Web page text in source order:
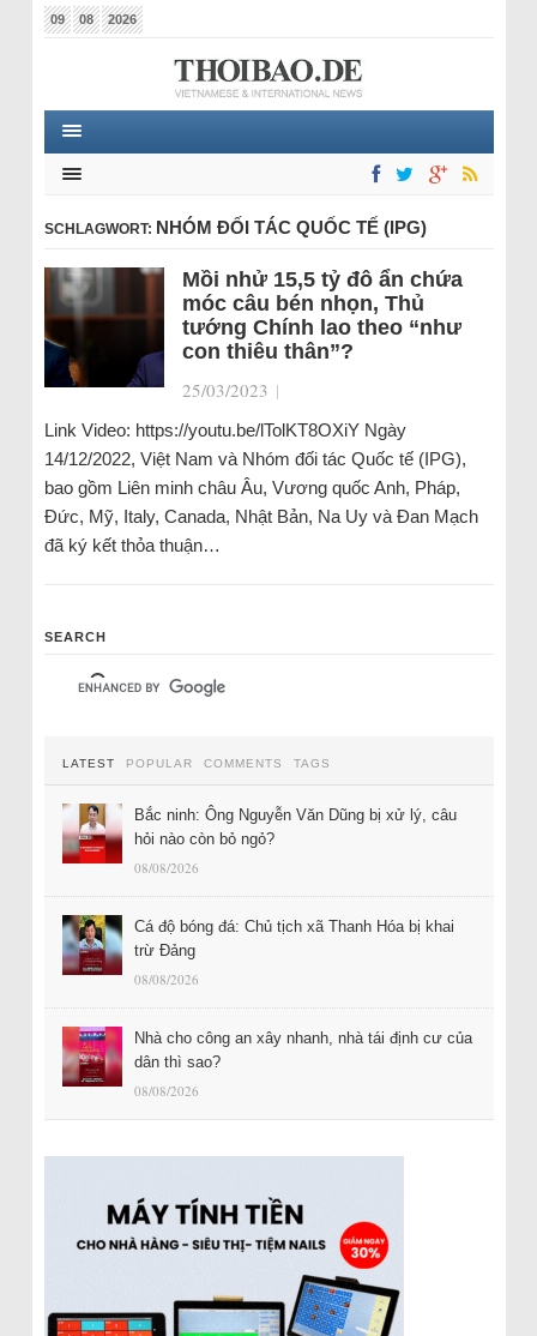
09 08 2026
SCHLAGWORT: NHÓM ĐỐI TÁC QUỐC TẾ (IPG)
Mồi nhử 15,5 tỷ đô ẩn chứa
móc câu bén nhọn, Thủ
tướng Chính lao theo “như
con thiêu thân”?
25/03/2023 |
Link Video: https://youtu.be/lTolKT8OXiY Ngày
14/12/2022, Việt Nam và Nhóm đối tác Quốc tế (IPG),
bao gồm Liên minh châu Âu, Vương quốc Anh, Pháp,
Đức, Mỹ, Italy, Canada, Nhật Bản, Na Uy và Đan Mạch
đã ký kết thỏa thuận…
SEARCH
LATEST POPULAR COMMENTS TAGS
Bắc ninh: Ông Nguyễn Văn Dũng bị xử lý, câu
hỏi nào còn bỏ ngỏ?
08/08/2026
Cá độ bóng đá: Chủ tịch xã Thanh Hóa bị khai
trừ Đảng
08/08/2026
Nhà cho công an xây nhanh, nhà tái định cư của
dân thì sao?
08/08/2026